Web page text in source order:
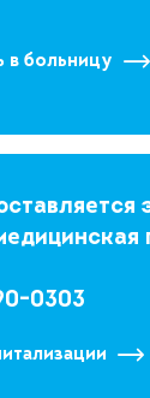
в больницу
0303